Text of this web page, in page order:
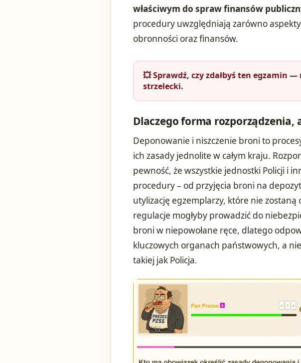
właściwym do spraw finansów
procedury uwzględniają zarówno
obronności oraz finansów.
💥 Sprawdź, czy zdałbyś ten egzamin
strzelecki.
Dlaczego forma rozporządzenia,
Deponowanie i niszczenie broni to
ich zasady jednolite w całym kraju.
pewność, że wszystkie jednostki Policji i
procedury – od przyjęcia broni na
utylizację egzemplarzy, które nie
regulacje mogłyby prowadzić do
broni w niepowołane ręce, dlatego
kluczowych organach państwowych, a
takiej jak Policja.